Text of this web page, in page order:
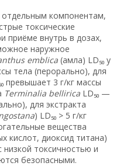
компонентам,
токсические
приёме внутрь в дозах,
наружное
emblica (амла) LD₅₀ у
тела (перорально), для
превышает 3 г/кг массы
Terminalia bellirica LD₅₀ —
для экстракта
) LD₅₀ > 5 г/кг
вещества
кислот, диоксид титана)
низкой токсичностью и
безопасными.